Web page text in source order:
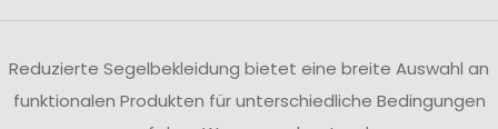
Reduzierte Segelbekleidung bietet eine breite Auswahl an
funktionalen Produkten für unterschiedliche Bedingungen